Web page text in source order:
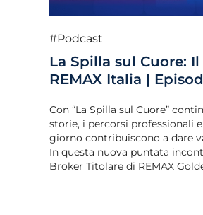
#Podcast
La Spilla sul Cuore:
REMAX Italia |
Con “La Spilla sul Cuore”
storie, i percorsi professionali
giorno contribuiscono a dare
In questa nuova puntata
Broker Titolare di REMAX